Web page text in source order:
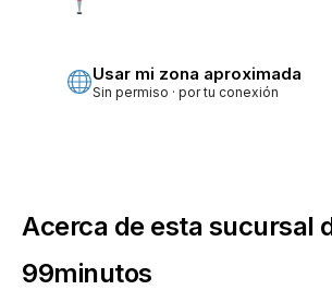
Usar mi zona aproximada
Sin permiso · por tu conexión
Acerca de esta sucursal
99minutos